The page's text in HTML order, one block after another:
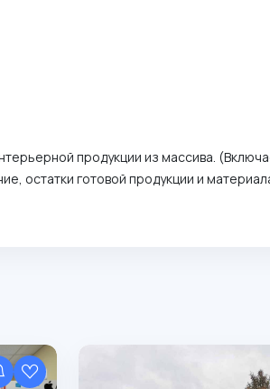
продукции из массива.
остатки готовой продукции и